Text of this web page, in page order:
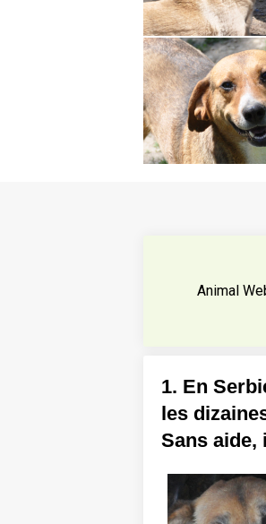
Animal
1. En
les
Sans aide,